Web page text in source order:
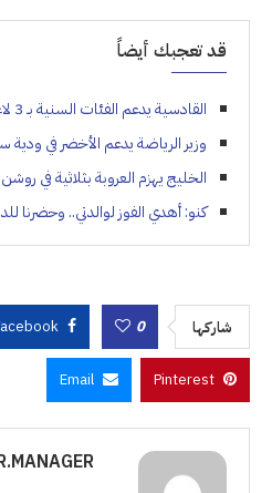
قد تعجبك أيضاً
القادسية يدعم الفئات السنية بـ 3 لاعبين أجانب
وزير الرياضة يدعم الأخضر في ودية
الخليج يهزم العروبة بثلاثية في روشن
كنو: أهدي الفوز لوالدتي.. وحضرنا
شاركها 0
Pinterest
Email